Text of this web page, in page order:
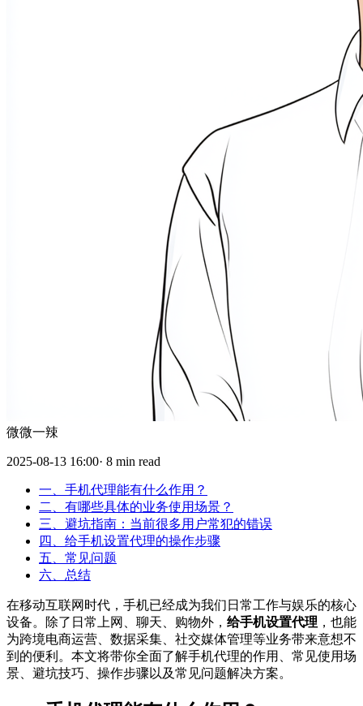
微微一辣
2025-08-13 16:00· 8 min read
一、手机代理能有什么作用？
二、有哪些具体的业务使用场景？
三、避坑指南：当前很多用户常犯的错误
四、给手机设置代理的操作步骤
五、常见问题
六、总结
在移动互联网时代，手机已经成为我们日常工作与娱乐的核心
设备。除了日常上网、聊天、购物外， 给手机设置代理 ，也能
为跨境电商运营、数据采集、社交媒体管理等业务带来意想不
到的便利。本文将带你全面了解手机代理的作用、常见使用场
景、避坑技巧、操作步骤以及常见问题解决方案。